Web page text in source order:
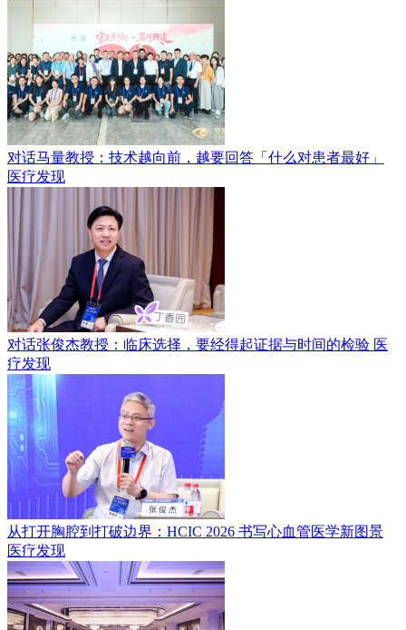
对话马量教授：技术越向前，越要回答「什么对患者最好」
医疗发现
对话张俊杰教授：临床选择，要经得起证据与时间的检验 医
疗发现
从打开胸腔到打破边界：HCIC 2026 书写心血管医学新图景
医疗发现